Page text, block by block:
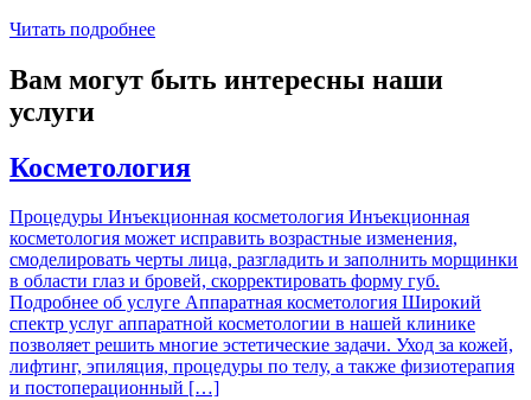
Читать подробнее
Вам могут быть интересны наши
услуги
Косметология
Процедуры Инъекционная косметология Инъекционная
косметология может исправить возрастные изменения,
смоделировать черты лица, разгладить и заполнить морщинки
в области глаз и бровей, скорректировать форму губ.
Подробнее об услуге Аппаратная косметология Широкий
спектр услуг аппаратной косметологии в нашей клинике
позволяет решить многие эстетические задачи. Уход за кожей,
лифтинг, эпиляция, процедуры по телу, а также физиотерапия
и постоперационный […]